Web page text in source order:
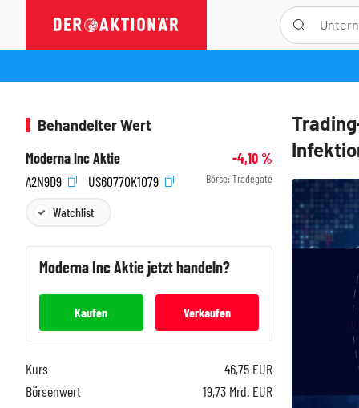
Behandelter Wert
Moderna Inc Aktie
-4,10%
A2N9D9
US60770K1079 Börse: Tradegate
Watchlist
Moderna IncAktie jetzt handeln?
Kaufen Verkaufen
Kurs 46,75 EUR
Börsenwert
19,73 Mrd. EUR